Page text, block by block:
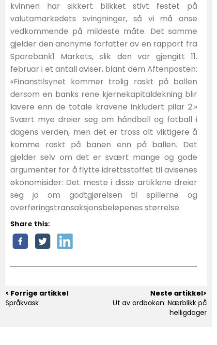
kvinnen har sikkert blikket stivt festet på
valutamarkedets svingninger, så vi må anse
vedkommende på mildeste måte. Det samme
gjelder den anonyme forfatter av en rapport fra
Sparebank1 Markets, slik den var gjengitt 11.
februar i et antall aviser, blant dem Aftenposten:
«Finanstilsynet kommer trolig raskt på ballen
dersom en banks rene kjernekapitaldekning blir
lavere enn de totale kravene inkludert pilar 2.»
Svært mye dreier seg om håndball og fotball i
dagens verden, men det er tross alt viktigere å
komme raskt på banen enn på ballen. Det
gjelder selv om det er svært mange og gode
argumenter for å flytte idrettsstoffet til avisenes
økonomisider: Det meste i disse artiklene dreier
seg jo om godtgjørelsen til spillerne og
overføringstransaksjonsbeløpenes størrelse.
Share this:
< Forrige artikkel
Språkvask
Neste artikkel>
Ut av ordboken: Nærblikk på
helligdager